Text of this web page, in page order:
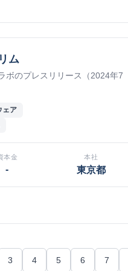
ム
ボのプレスリリース（2024年7
ェア
本金
-
本社
東京都
3 4 5 6 7